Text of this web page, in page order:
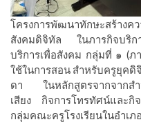
โครงการพัฒนาทักษะสร้างค
สังคมดิจิทัล ในภารกิจบริก
บริการเพื่อสังคม กลุ่มที่ ๑ (ภ
ใช้ในการสอน สำหรับครูยุคดิ
ดา ในหลักสูตรจากจากสำ
เสียง กิจการโทรทัศน์และ
กลุ่มคณะครูโรงเรียนในอำเ